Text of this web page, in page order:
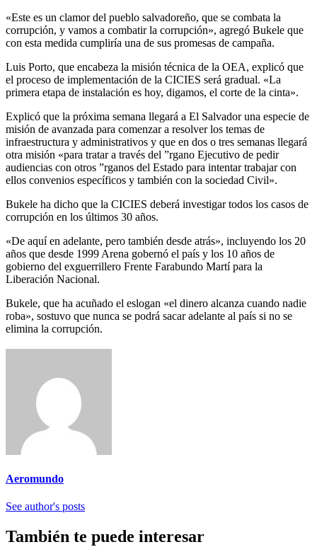
«Este es un clamor del pueblo salvadoreño, que se combata la
corrupción, y vamos a combatir la corrupción», agregó Bukele que
con esta medida cumpliría una de sus promesas de campaña.
Luis Porto, que encabeza la misión técnica de la OEA, explicó que
el proceso de implementación de la CICIES será gradual. «La
primera etapa de instalación es hoy, digamos, el corte de la cinta».
Explicó que la próxima semana llegará a El Salvador una especie de
misión de avanzada para comenzar a resolver los temas de
infraestructura y administrativos y que en dos o tres semanas llegará
otra misión «para tratar a través del ”rgano Ejecutivo de pedir
audiencias con otros ”rganos del Estado para intentar trabajar con
ellos convenios específicos y también con la sociedad Civil».
Bukele ha dicho que la CICIES deberá investigar todos los casos de
corrupción en los últimos 30 años.
«De aquí en adelante, pero también desde atrás», incluyendo los 20
años que desde 1999 Arena gobernó el país y los 10 años de
gobierno del exguerrillero Frente Farabundo Martí para la
Liberación Nacional.
Bukele, que ha acuñado el eslogan «el dinero alcanza cuando nadie
roba», sostuvo que nunca se podrá sacar adelante al país si no se
elimina la corrupción.
Aeromundo
See author's posts
También te puede interesar